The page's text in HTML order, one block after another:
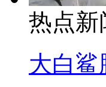
热点新
大白鲨